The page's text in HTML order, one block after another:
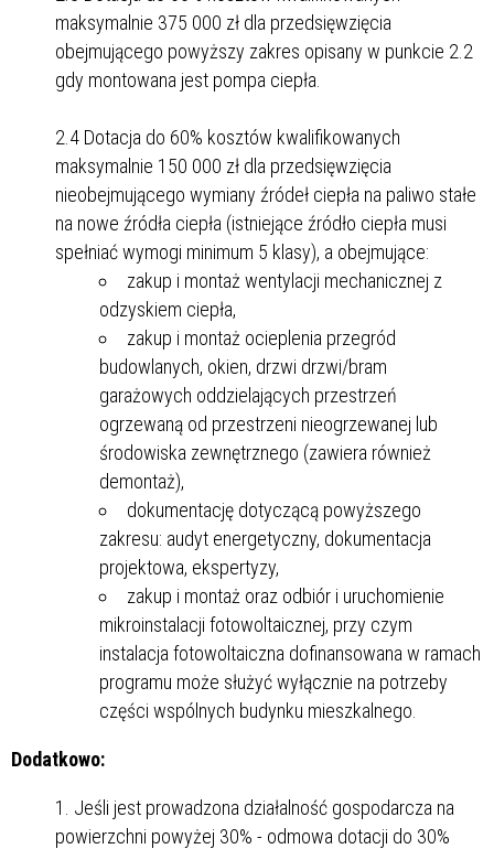
maksymalnie 375 000 zł dla przedsięwzięcia
obejmującego powyższy zakres opisany w punkcie 2.2
gdy montowana jest pompa ciepła.
2.4 Dotacja do 60% kosztów kwalifikowanych
maksymalnie 150 000 zł dla przedsięwzięcia
nieobejmującego wymiany źródeł ciepła na paliwo stałe
na nowe źródła ciepła (istniejące źródło ciepła musi
spełniać wymogi minimum 5 klasy), a obejmujące:
zakup i montaż wentylacji mechanicznej z
odzyskiem ciepła,
zakup i montaż ocieplenia przegród
budowlanych, okien, drzwi drzwi/bram
garażowych oddzielających przestrzeń
ogrzewaną od przestrzeni nieogrzewanej lub
środowiska zewnętrznego (zawiera również
demontaż),
dokumentację dotyczącą powyższego
zakresu: audyt energetyczny, dokumentacja
projektowa, ekspertyzy,
zakup i montaż oraz odbiór i uruchomienie
mikroinstalacji fotowoltaicznej, przy czym
instalacja fotowoltaiczna dofinansowana w ramach
programu może służyć wyłącznie na potrzeby
części wspólnych budynku mieszkalnego.
Dodatkowo:
Jeśli jest prowadzona działalność gospodarcza na
powierzchni powyżej 30% - odmowa dotacji do 30%